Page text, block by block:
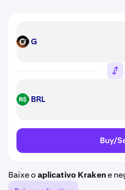
G G
BRL BRL
Buy/
Baixe oaplicativo Krakene